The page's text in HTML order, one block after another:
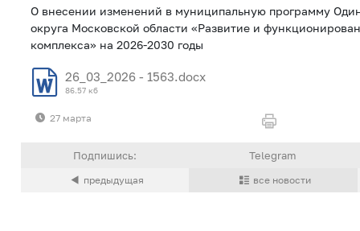
О внесении изменений в муниципальную программу
округа Московской области «Развитие и
комплекса» на 2026-2030 годы
26_03_2026 - 1563.docx
86.57 кб
27 марта